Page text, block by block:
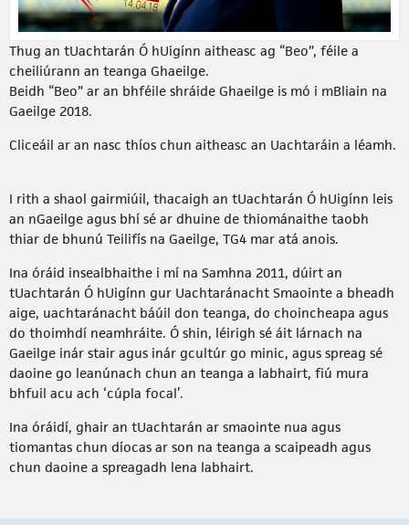
Thug an tUachtarán Ó hUigínn aitheasc ag “Beo”, féile a
cheiliúrann an teanga Ghaeilge.
Beidh “Beo” ar an bhféile shráide Ghaeilge is mó i mBliain na
Gaeilge 2018.
Cliceáil ar an nasc thíos chun aitheasc an Uachtaráin a léamh.
I rith a shaol gairmiúil, thacaigh an tUachtarán Ó hUigínn leis
an nGaeilge agus bhí sé ar dhuine de thiománaithe taobh
thiar de bhunú Teilifís na Gaeilge, TG4 mar atá anois.
Ina óráid insealbhaithe i mí na Samhna 2011, dúirt an
tUachtarán Ó hUigínn gur Uachtaránacht Smaointe a bheadh
aige, uachtaránacht báúil don teanga, do choincheapa agus
do thoimhdí neamhráite. Ó shin, léirigh sé áit lárnach na
Gaeilge inár stair agus inár gcultúr go minic, agus spreag sé
daoine go leanúnach chun an teanga a labhairt, fiú mura
bhfuil acu ach ‘cúpla focal’.
Ina óráidí, ghair an tUachtarán ar smaointe nua agus
tiomantas chun díocas ar son na teanga a scaipeadh agus
chun daoine a spreagadh lena labhairt.